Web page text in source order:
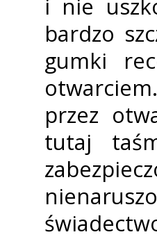
i nie
bardzo
gumki
przez
tutaj